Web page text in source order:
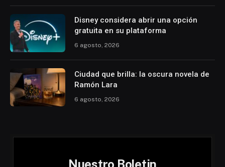
Disney considera abrir una opción
gratuita en su plataforma
6 agosto, 2026
Ciudad que brilla: la oscura novela de
Ramón Lara
6 agosto, 2026